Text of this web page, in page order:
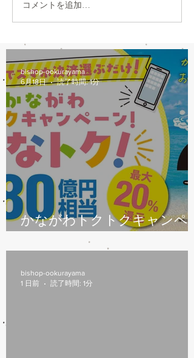
コメントを追加…
かながわトクトクキャンペー
ン始まります
bishop-ookurayama
6月18日
読了時間: 1分
bishop-ookurayama
1 日前
読了時間: 1分